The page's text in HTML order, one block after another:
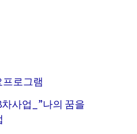
로그램
사업_”나의 꿈을